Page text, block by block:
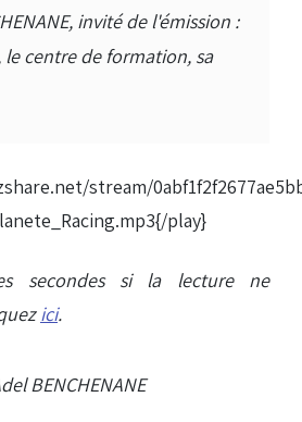
invité de l'émission :
le centre de formation, sa
stream/
play}
secondes si la lecture ne
ici.